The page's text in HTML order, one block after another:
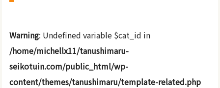
Warning: Undefined variable $cat_id in
/home/michellx11/tanushimaru-
seikotuin.com/public_html/wp-
content/themes/tanushimaru/template-related.php